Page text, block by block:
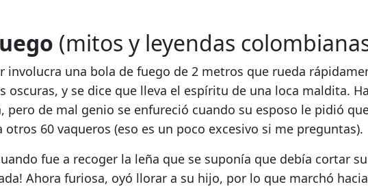
(mitos y leyendas
involucra una bola de fuego de 2 metros que rueda
oscuras, y se dice que lleva el espíritu de una loca maldita.
pero de mal genio se enfureció cuando su esposo le pidió
60 vaqueros (eso es un poco excesivo si me preguntas).
fue a recoger la leña que se suponía que debía cortar su
Ahora furiosa, oyó llorar a su hijo, por lo que marchó hacia